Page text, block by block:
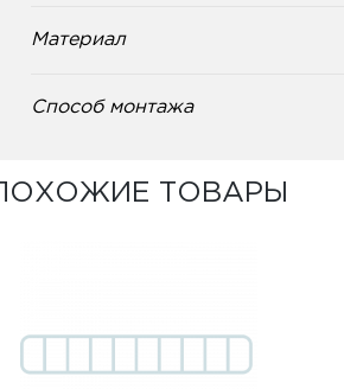
Материал
Способ монтажа
ПОХОЖИЕ ТОВАРЫ